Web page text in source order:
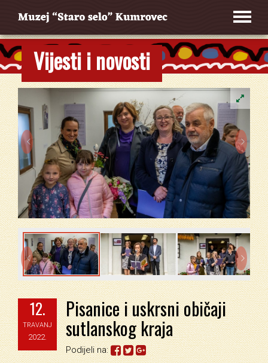
Vijesti i novosti
 
 
12.
TRAVANJ
2022.
Pisanice i uskrsni običaji
sutlanskog kraja
Podijeli na: